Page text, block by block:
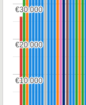
€10.000
€10.000
€20.000
€20.000
€30.000
€30.000